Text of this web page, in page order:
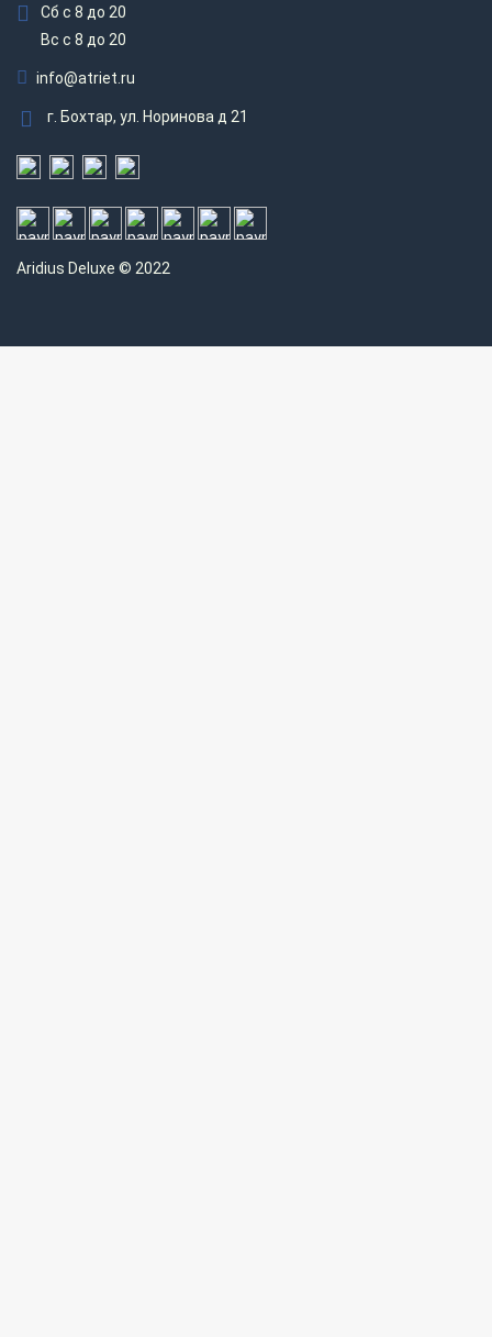
Сб с 8 до 20
Вс c 8 до 20
info@atriet.ru
г. Бохтар, ул. Норинова д 21
Aridius Deluxe © 2022